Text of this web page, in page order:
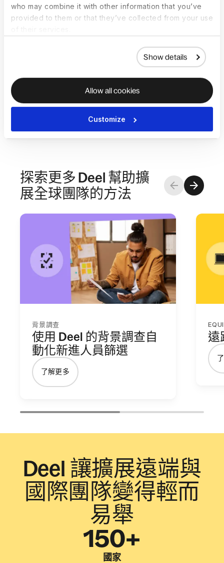
who may combine it with other information that you’ve
provided to them or that they’ve collected from your use
Show details
Allow all cookies
Customize
如何註冊 Deel Workspaces 並開始使
用？
Workspace 會員資格嗎？
探索更多 Deel 幫助擴
展全球團隊的方法
背景調查
使用 Deel 的背景調查自
動化新進人員篩選
了解更多
遠
Deel 讓擴展遠端與
國際團隊變得輕而
易舉
150+
國家